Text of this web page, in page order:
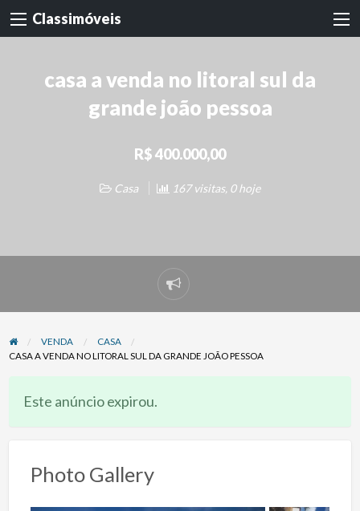
Classimóveis
casa a venda no litoral sul da
grande joão pessoa
R$ 400.000,00
Casa 167 visitas, 0 hoje
Denunciar
problema
VENDA
CASA
CASA A VENDA NO LITORAL SUL DA GRANDE JOÃO PESSOA
Este anúncio expirou.
Photo Gallery